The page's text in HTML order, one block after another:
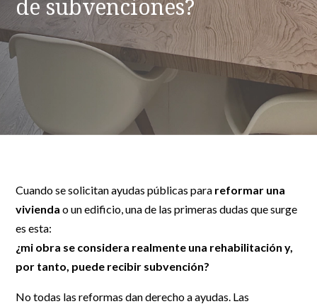
de subvenciones?
Cuando se solicitan ayudas públicas para reformar una
vivienda o un edificio, una de las primeras dudas que surge
es esta:
¿mi obra se considera realmente una rehabilitación y,
por tanto, puede recibir subvención?
No todas las reformas dan derecho a ayudas. Las